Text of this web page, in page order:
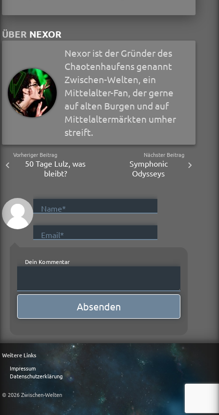
ÜBER NEXOR
Nexor ist der Gründer des
Chaotenhaufens genannt
Zwischen-Welten, ein
Mittelalter-Fan, der gerne
auf alten Burgen und auf
Mittelaltermärkten umher
streift.
Vorheriger Beitrag
50 Tage Lulz, was
bleibt?
Nächster Beitrag
Symphonic
Odysseys
Name*
Email*
Dein Kommentar
Weitere Links
Impressum
Datenschutzerklärung
© 2026 Zwischen-Welten